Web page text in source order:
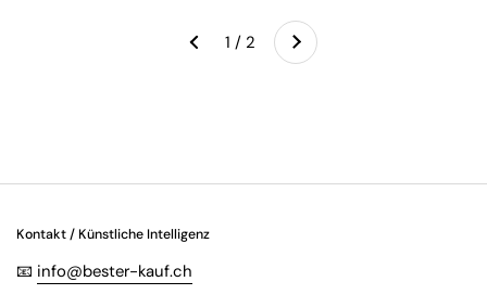
Zurück 1 / 2 Weiter
Kontakt / Künstliche Intelligenz
📧 info@bester-kauf.ch